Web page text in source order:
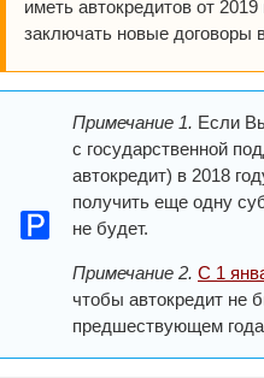
иметь автокредитов от
заключать новые договоры
Примечание 1. Если
с государственной
автокредит) в 2018
получить еще одну
не будет.
Примечание 2. С 1
чтобы автокредит не
предшествующем